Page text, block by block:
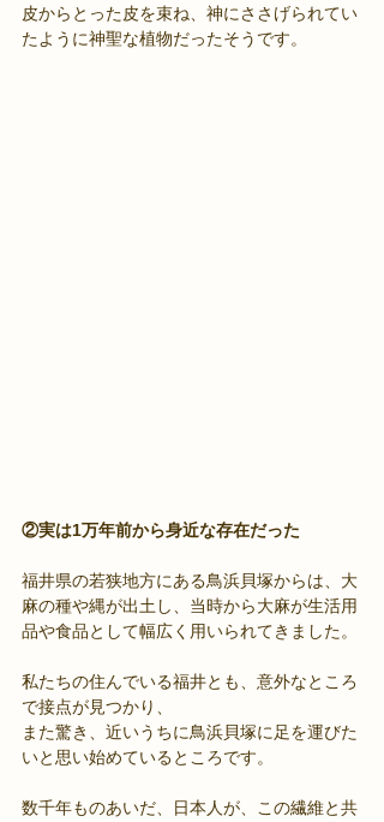
皮からとった皮を束ね、神にささげられてい
たように神聖な植物だったそうです。
②実は1万年前から身近な存在だった
福井県の若狭地方にある鳥浜貝塚からは、大
麻の種や縄が出土し、当時から大麻が生活用
品や食品として幅広く用いられてきました。
私たちの住んでいる福井とも、意外なところ
で接点が見つかり、
また驚き、近いうちに鳥浜貝塚に足を運びた
いと思い始めているところです。
数千年ものあいだ、日本人が、この繊維と共